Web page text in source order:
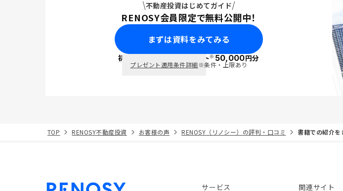
不動産投資はじめてガイド
RENOSY会員限定で無料公開中！
まずは資料をみてみる
初回面談で ポイント※50,000円分
プレゼント適用条件詳細※条件・上限あり
TOP RENOSY不動産投資 お客様の声 RENOSY（リノシー）の評判・口コミ 書籍での紹介
サービス 関連サイト